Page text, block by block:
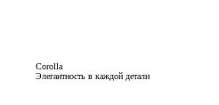
Corolla
Элегантность в каждой детали